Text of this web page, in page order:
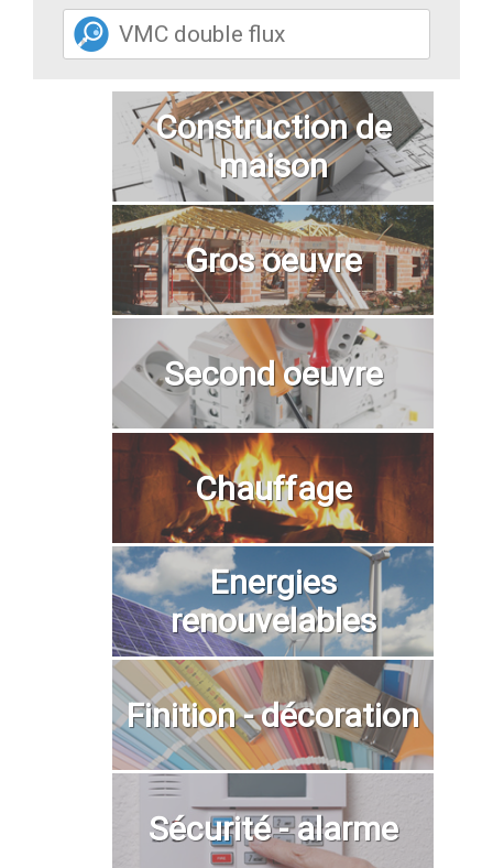
Construction de
maison
Gros oeuvre
Second oeuvre
Chauffage
Energies
renouvelables
Finition - décoration
Sécurité - alarme